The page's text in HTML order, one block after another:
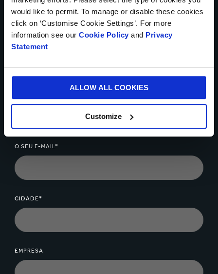
would like to permit. To manage or disable these cookies
click on ‘Customise Cookie Settings’. For more
information see our Cookie Policy and Privacy
Statement
ALLOW ALL COOKIES
Customize
O SEU E-MAIL*
CIDADE*
EMPRESA